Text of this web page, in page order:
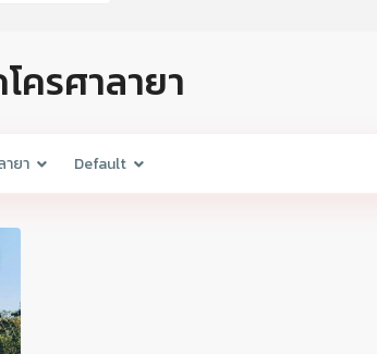
ครศาลายา
ายา Default